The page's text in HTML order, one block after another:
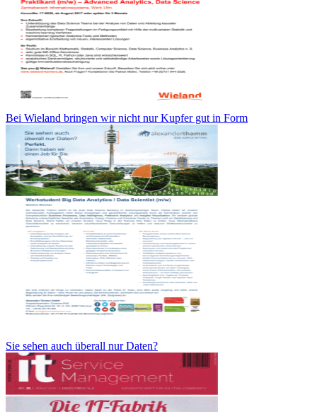
Bei Wieland bringen wir nicht nur Kupfer gut in Form
Sie sehen auch überall nur Daten?